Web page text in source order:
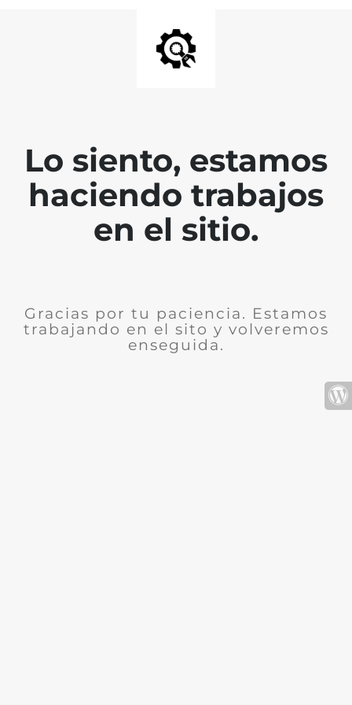
Lo siento, estamos
haciendo trabajos
en el sitio.
Gracias por tu paciencia. Estamos
trabajando en el sito y volveremos
enseguida.